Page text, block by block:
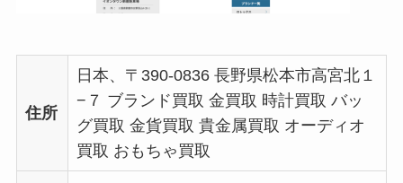
住所
日本、〒390-0836 長野県松本市高宮北１
−７ ブランド買取 金買取 時計買取 バッ
グ買取 金貨買取 貴金属買取 オーディオ
買取 おもちゃ買取